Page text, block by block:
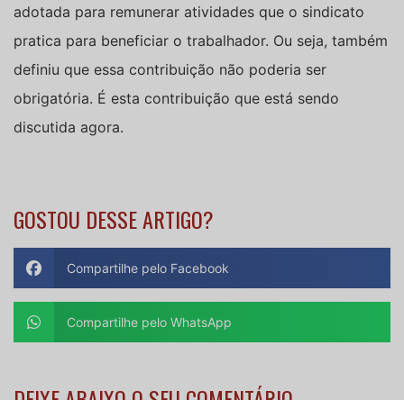
adotada para remunerar atividades que o sindicato
pratica para beneficiar o trabalhador. Ou seja, também
definiu que essa contribuição não poderia ser
obrigatória. É esta contribuição que está sendo
discutida agora.
GOSTOU DESSE ARTIGO?
Compartilhe pelo Facebook
Compartilhe pelo WhatsApp